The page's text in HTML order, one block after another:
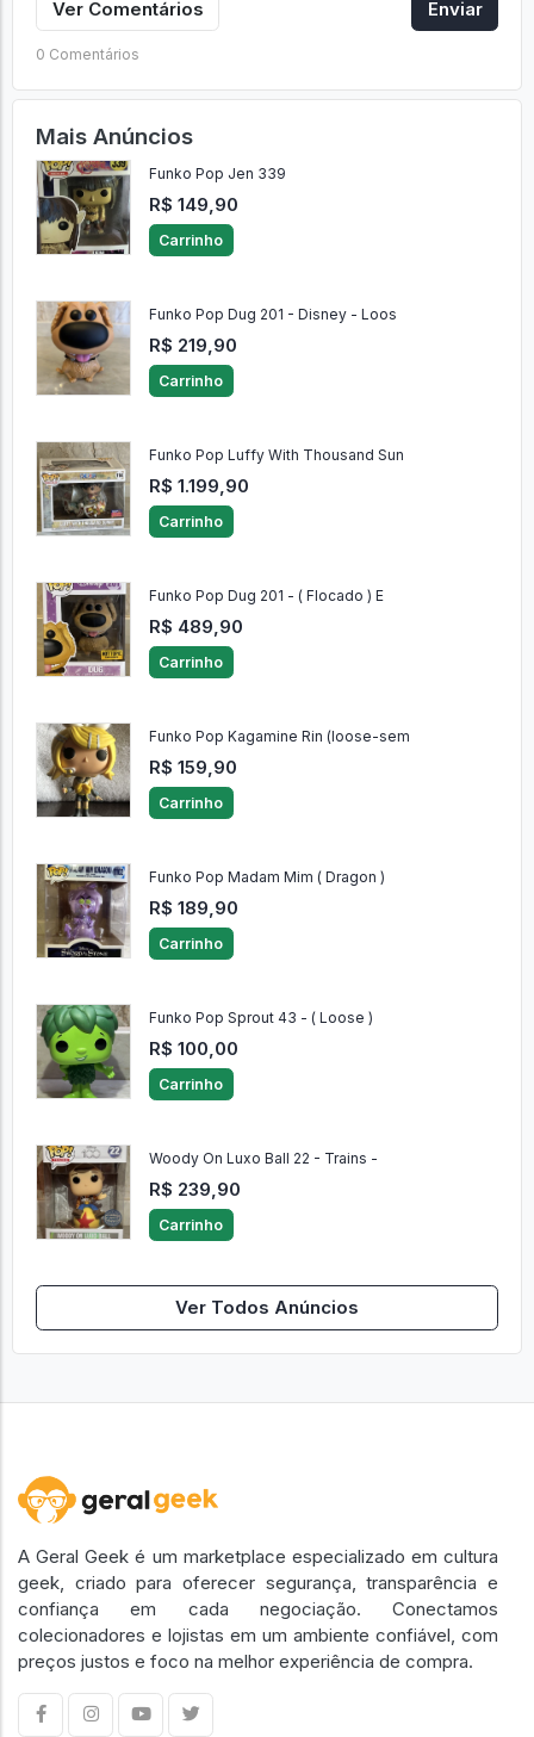
Ver Comentários Enviar
0 Comentários
Mais Anúncios
Funko Pop Jen 339
R$ 149,90
Carrinho
Funko Pop Dug 201 - Disney - Loos
R$ 219,90
Carrinho
Funko Pop Luffy With Thousand Sun
R$ 1.199,90
Carrinho
Funko Pop Dug 201 - ( Flocado ) E
R$ 489,90
Carrinho
Funko Pop Kagamine Rin (loose-sem
R$ 159,90
Carrinho
Funko Pop Madam Mim ( Dragon )
R$ 189,90
Carrinho
Funko Pop Sprout 43 - ( Loose )
R$ 100,00
Carrinho
Woody On Luxo Ball 22 - Trains -
R$ 239,90
Carrinho
Ver Todos Anúncios
A Geral Geek é um marketplace especializado em cultura
geek, criado para oferecer segurança, transparência e
confiança em cada negociação. Conectamos
colecionadores e lojistas em um ambiente confiável, com
preços justos e foco na melhor experiência de compra.